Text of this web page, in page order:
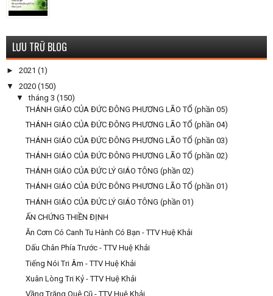
LƯU TRỮ BLOG
► 2021 (1)
▼ 2020 (150)
▼tháng 3 (150)
THÁNH GIÁO CỦA ĐỨC ĐÔNG PHƯƠNG LÃO TỔ (phần 05)
THÁNH GIÁO CỦA ĐỨC ĐÔNG PHƯƠNG LÃO TỔ (phần 04)
THÁNH GIÁO CỦA ĐỨC ĐÔNG PHƯƠNG LÃO TỔ (phần 03)
THÁNH GIÁO CỦA ĐỨC ĐÔNG PHƯƠNG LÃO TỔ (phần 02)
THÁNH GIÁO CỦA ĐỨC LÝ GIÁO TÔNG (phần 02)
THÁNH GIÁO CỦA ĐỨC ĐÔNG PHƯƠNG LÃO TỔ (phần 01)
THÁNH GIÁO CỦA ĐỨC LÝ GIÁO TÔNG (phần 01)
ẤN CHỨNG THIỀN ĐỊNH
Ăn Cơm Có Canh Tu Hành Có Bạn - TTV Huệ Khải
Dấu Chân Phía Trước - TTV Huệ Khải
Tiếng Nói Tri Âm - TTV Huệ Khải
Xuân Lòng Tri Kỷ - TTV Huệ Khải
Vầng Trăng Quê Cũ - TTV Huệ Khải